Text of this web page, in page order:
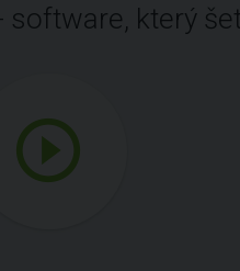
software, který